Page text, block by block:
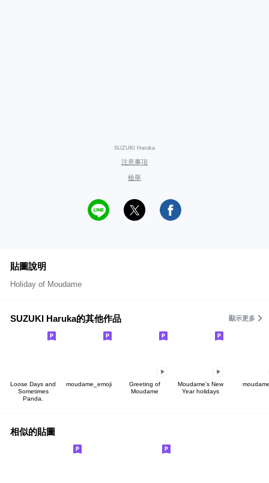
SUZUKI Haruka
注意事項
檢舉
貼圖說明
Holiday of Moudame
SUZUKI Haruka的其他作品 顯示更多
Loose Days and
Sometimes
Panda.
moudame_emoji
Greeting of
Moudame
Moudame's New
Year holidays
相似的貼圖